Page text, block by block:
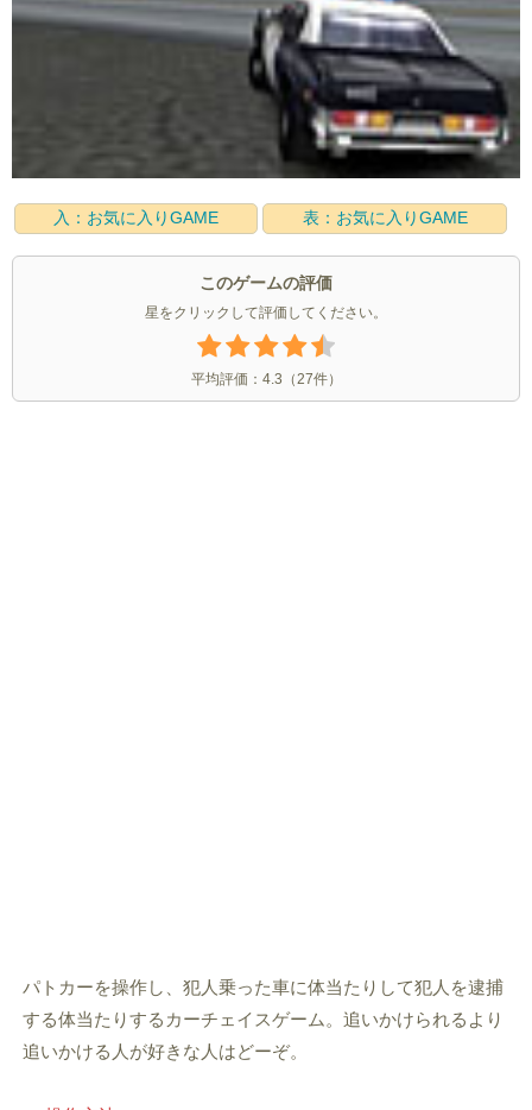
入：お気に入りGAME 表：お気に入りGAME
このゲームの評価
星をクリックして評価してください。
平均評価： 4.3 （27件）
パトカーを操作し、犯人乗った車に体当たりして犯人を逮捕
する体当たりするカーチェイスゲーム。追いかけられるより
追いかける人が好きな人はどーぞ。